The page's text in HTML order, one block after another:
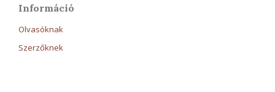
Információ
Olvasóknak
Szerzőknek